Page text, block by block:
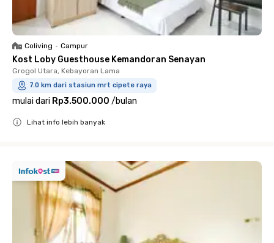
Coliving • Campur
Kost Loby Guesthouse Kemandoran Senayan
Grogol Utara, Kebayoran Lama
7.0 km dari stasiun mrt cipete raya
mulai dari Rp3.500.000 /bulan
Lihat info lebih banyak